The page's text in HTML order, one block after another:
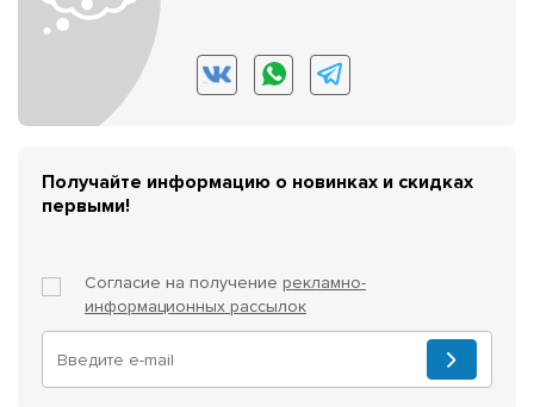
Получайте информацию о новинках и скидках
первыми!
Согласие на получение рекламно-
информационных рассылок